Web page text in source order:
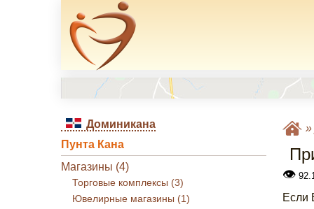
Доминикана
Пунта Кана
Магазины (4)
Торговые комплексы (3)
Ювелирные магазины (1)
»
👁
Если